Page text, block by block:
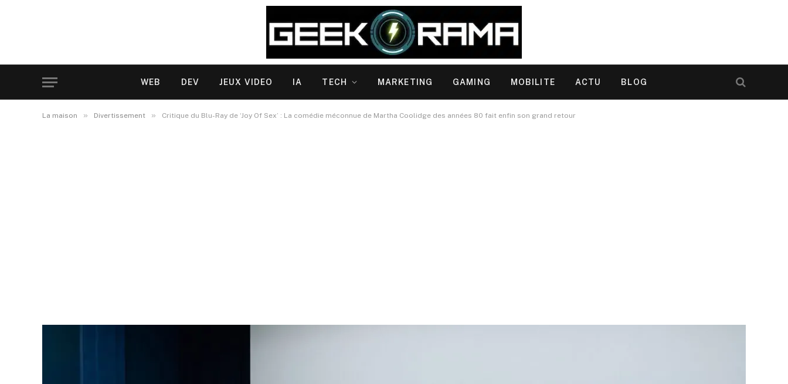
WEB DEV JEUX VIDEO IA TECH MARKETING GAMING MOBILITE ACTU BLOG
La maison » Divertissement » Critique du Blu-Ray de ‘Joy Of Sex’ : La comédie méconnue de Martha Coolidge des années 80 fait enfin son grand retour